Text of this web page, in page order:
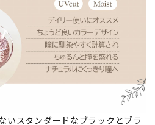
いスタンダードなブラックとブラ